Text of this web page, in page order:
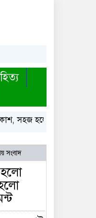
হলো ডিজিটাল পেমেন্ট
সংবাদ